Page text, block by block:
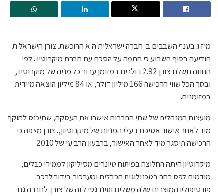
מיזוג בענף השבבים בו חברה ישראלית היא הרוכשת. צורן הישראלית
הודיעה בסוף השבוע כי חתמה על הסכם עם חברת מיקרוטיון. לפי
החוזה תשלם צורן 2.92 דולרים במזומן עבור כל מניה של מיקרוטיון,
ובסך הכל שווי הרכישה 166 מיליון דולר, או 84 מיליון הוצאה מיידית
במזומנים.
מועצות המנהלים של שתי החברות אישרו את העסקה, שתיכנס לתוקף
מיד לאחר אישור אסיפת בעלי המניות של מיקרוטיון,. צורן מצפה כי
הרכישה תיסגר מיד לאחר האישור, ברבעון הרביעי של 2010.
מיקרוטיון היתה החלוצה בפיתוח טיונרים מסיליקון לממירי כבלים,
מודמים לפס רחב בטכנולוגית הכבלים ומערכות בידור לרכב.
פורטיפוליו המוצרים שלה משלים וסינרגטי לזה של צורן. לחברה גם